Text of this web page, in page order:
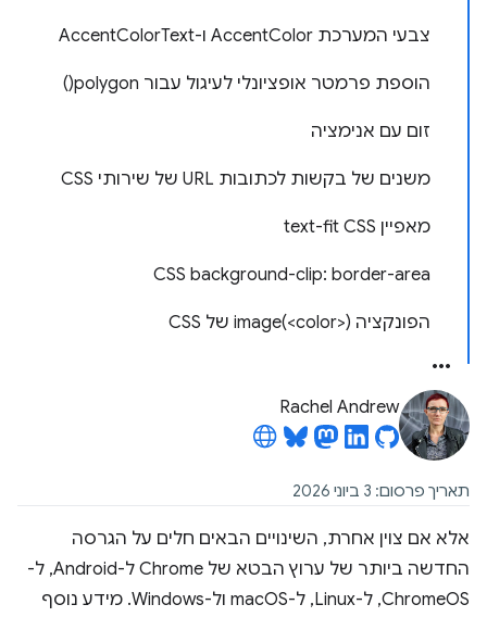
צבעי המערכת AccentColor ו-AccentColorText
הוספת פרמטר אופציונלי לעיגול עבור polygon()
זום עם אנימציה
משנים של בקשות לכתובות URL של שירותי CSS
מאפיין CSS‏ text-fit
CSS background-clip: border-area
הפונקציה image(<color>) של CSS
Rachel Andrew
תאריך פרסום: 3 ביוני 2026
אלא אם צוין אחרת, השינויים הבאים חלים על הגרסה
החדשה ביותר של ערוץ הבטא של Chrome ל-Android, ל-
ChromeOS, ל-Linux, ל-macOS ול-Windows. מידע נוסף